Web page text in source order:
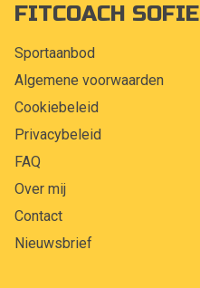
FITCOACH SOFIE
Sportaanbod
Algemene voorwaarden
Cookiebeleid
Privacybeleid
FAQ
Over mij
Contact
Nieuwsbrief